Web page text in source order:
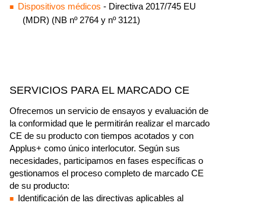
Dispositivos médicos - Directiva 2017/745 EU
(MDR) (NB nº 2764 y nº 3121)
SERVICIOS PARA EL MARCADO CE
Ofrecemos un servicio de ensayos y evaluación de
la conformidad que le permitirán realizar el marcado
CE de su producto con tiempos acotados y con
Applus+ como único interlocutor. Según sus
necesidades, participamos en fases específicas o
gestionamos el proceso completo de marcado CE
de su producto:
Identificación de las directivas aplicables al